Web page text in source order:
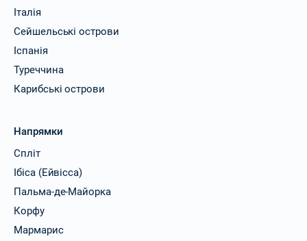
Італія
Сейшельські острови
Іспанія
Туреччина
Карибські острови
Напрямки
Спліт
Ібіса (Ейвісса)
Пальма-де-Майорка
Корфу
Мармарис